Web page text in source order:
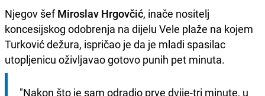
Njegov šefMiroslav Hrgovčić, inače nositelj
koncesijskog odobrenja na dijelu Vele plaže na kojem
Turković dežura, ispričao je da je mladi spasilac
utopljenicu oživljavao gotovo punih pet minuta.
"Nakon što je sam odradio prve dvije-tri minute, u